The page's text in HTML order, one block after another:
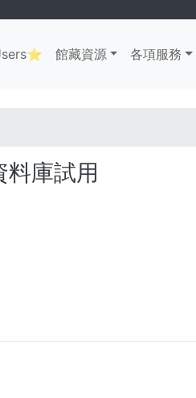
館藏資源 各項服務
庫試用